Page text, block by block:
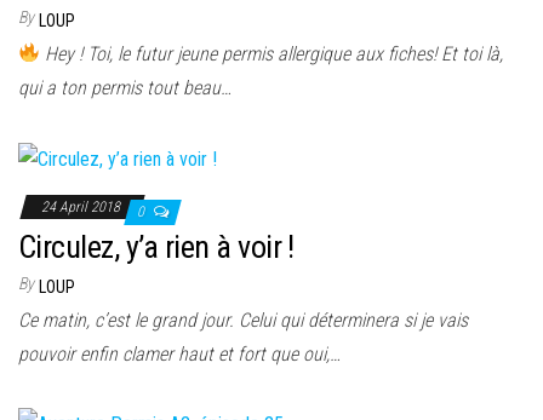
By LOUP
Hey ! Toi, le futur jeune permis allergique aux fiches! Et toi là,
qui a ton permis tout beau…
24 April 2018 0
Circulez, y’a rien à voir !
By LOUP
Ce matin, c’est le grand jour. Celui qui déterminera si je vais
pouvoir enfin clamer haut et fort que oui,…